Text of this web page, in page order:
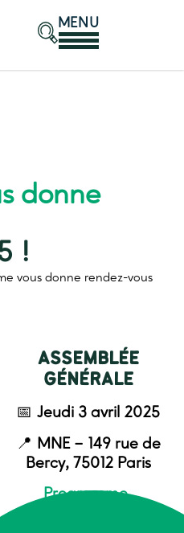
MENU
donne
!
vous donne rendez-vous
ASSEMBLÉE
GÉNÉRALE
📅 Jeudi 3 avril 2025
📍 MNE – 149 rue de
Bercy, 75012 Paris
Programme